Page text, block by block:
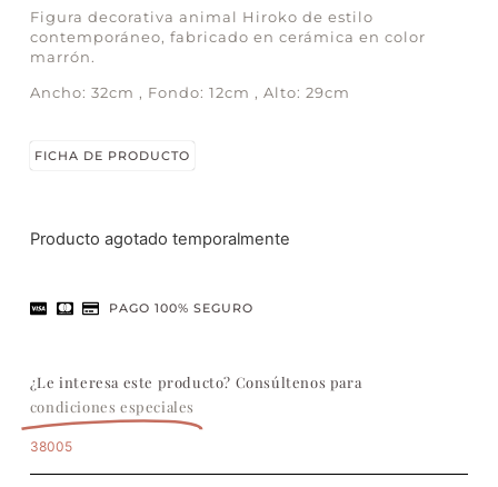
Figura decorativa animal Hiroko de estilo
contemporáneo, fabricado en cerámica en color
marrón.
Ancho: 32cm , Fondo: 12cm , Alto: 29cm
FICHA DE PRODUCTO
Producto agotado temporalmente
PAGO 100% SEGURO
¿Le interesa este producto? Consúltenos para
condiciones especiales
38005